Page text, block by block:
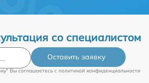
со специалистом
Оставить заявку
Вы соглашаетесь c политикой конфиденциальности